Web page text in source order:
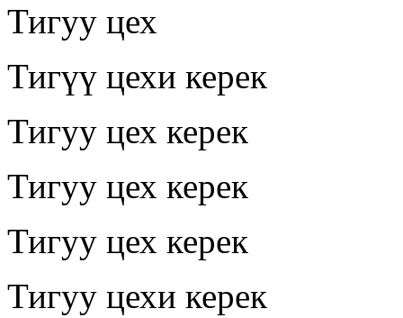
Тигуу цех
Тигүү цехи керек
Тигуу цех керек
Тигуу цех керек
Тигуу цех керек
Тигуу цехи керек